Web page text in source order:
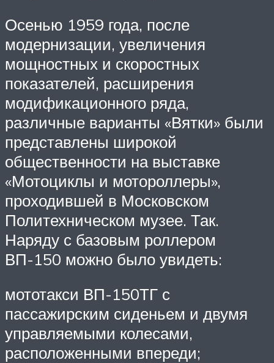
Осенью 1959 года, после
модернизации, увеличения
мощностных и скоростных
показателей, расширения
модификационного ряда,
различные варианты «Вятки» были
представлены широкой
общественности на выставке
«Мотоциклы и мотороллеры»,
проходившей в Московском
Политехническом музее. Так.
Наряду с базовым роллером
ВП-150 можно было увидеть:
мототакси ВП-150ТГ с
пассажирским сиденьем и двумя
управляемыми колесами,
расположенными впереди;